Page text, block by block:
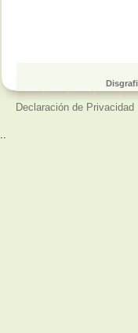
Declaración de Privacidad
..